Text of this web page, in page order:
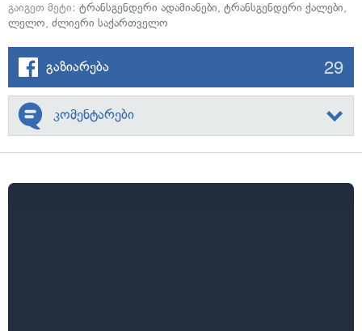
გაიგეთ მეტი: ტრანსგენდერი ადამიანები, ტრანსგენდერი ქალები,
ლელო, ძლიერი საქართველო
გაზიარება 29
კომენტარები